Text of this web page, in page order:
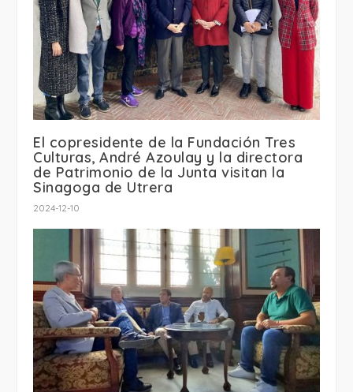
El copresidente de la Fundación Tres
Culturas, André Azoulay y la directora
de Patrimonio de la Junta visitan la
Sinagoga de Utrera
2024-12-10